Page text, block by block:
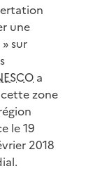
une
sur
a
zone
le 19
2018